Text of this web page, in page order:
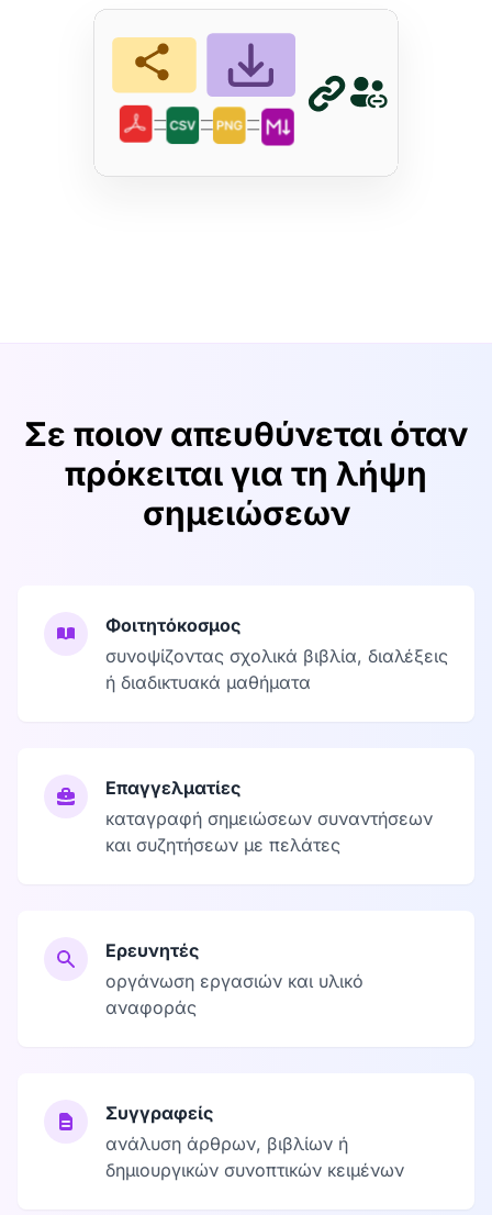
Σε ποιον απευθύνεται όταν
πρόκειται για τη λήψη
σημειώσεων
Φοιτητόκοσμος
συνοψίζοντας σχολικά βιβλία, διαλέξεις
ή διαδικτυακά μαθήματα
Επαγγελματίες
καταγραφή σημειώσεων συναντήσεων
και συζητήσεων με πελάτες
Ερευνητές
οργάνωση εργασιών και υλικό
αναφοράς
Συγγραφείς
ανάλυση άρθρων, βιβλίων ή
δημιουργικών συνοπτικών κειμένων